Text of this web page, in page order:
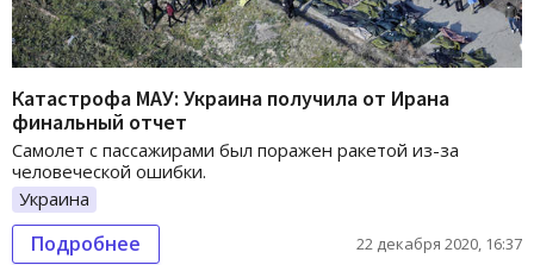
Катастрофа МАУ: Украина получила от Ирана
финальный отчет
Самолет с пассажирами был поражен ракетой из-за
человеческой ошибки.
Украина
Подробнее 22 декабря 2020, 16:37